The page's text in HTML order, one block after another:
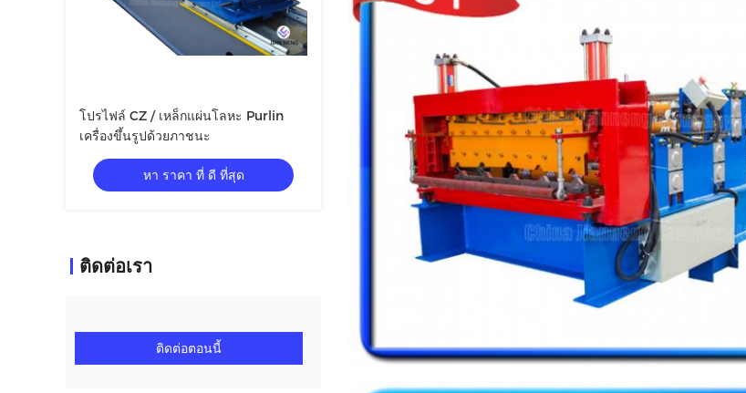
โปรไฟล์ CZ / เหล็กแผ่นโลหะ Purlin
เครื่องขึ้นรูปด้วยภาชนะ
หา ราคา ที่ ดี ที่สุด
ติดต่อเรา
ติดต่อตอนนี้